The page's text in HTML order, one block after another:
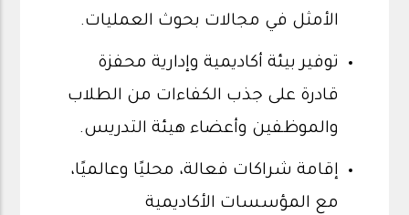
الأمثل في مجالات بحوث العمليات.
توفير بيئة أكاديمية وإدارية محفزة
قادرة على جذب الكفاءات من الطلاب
والموظفين وأعضاء هيئة التدريس.
إقامة شراكات فعالة، محليًا وعالميًا،
مع المؤسسات الأكاديمية